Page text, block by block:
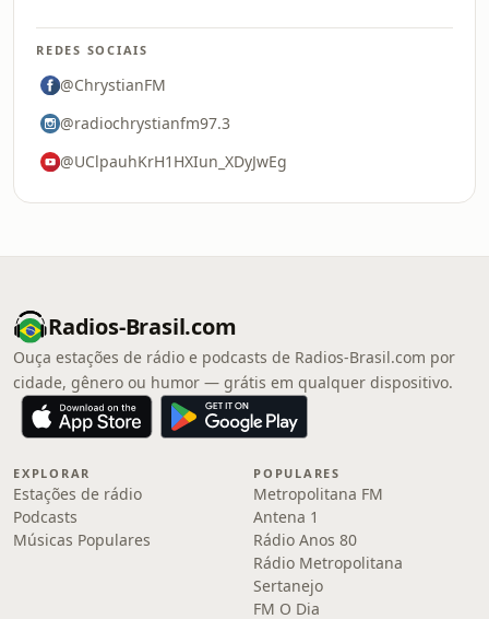
REDES SOCIAIS
@ChrystianFM
@radiochrystianfm97.3
@UClpauhKrH1HXIun_XDyJwEg
Radios-Brasil.com
Ouça estações de rádio e podcasts de Radios-Brasil.com por
cidade, gênero ou humor — grátis em qualquer dispositivo.
EXPLORAR
Estações de rádio
Podcasts
Músicas Populares
POPULARES
Metropolitana FM
Antena 1
Rádio Anos 80
Rádio Metropolitana
Sertanejo
FM O Dia